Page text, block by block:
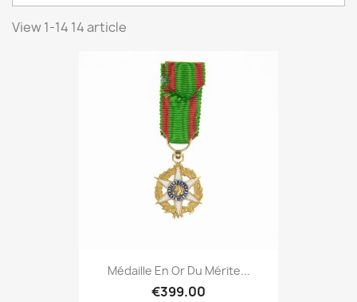
View 1-14 14 article
Médaille En Or Du Mérite...
€399.00